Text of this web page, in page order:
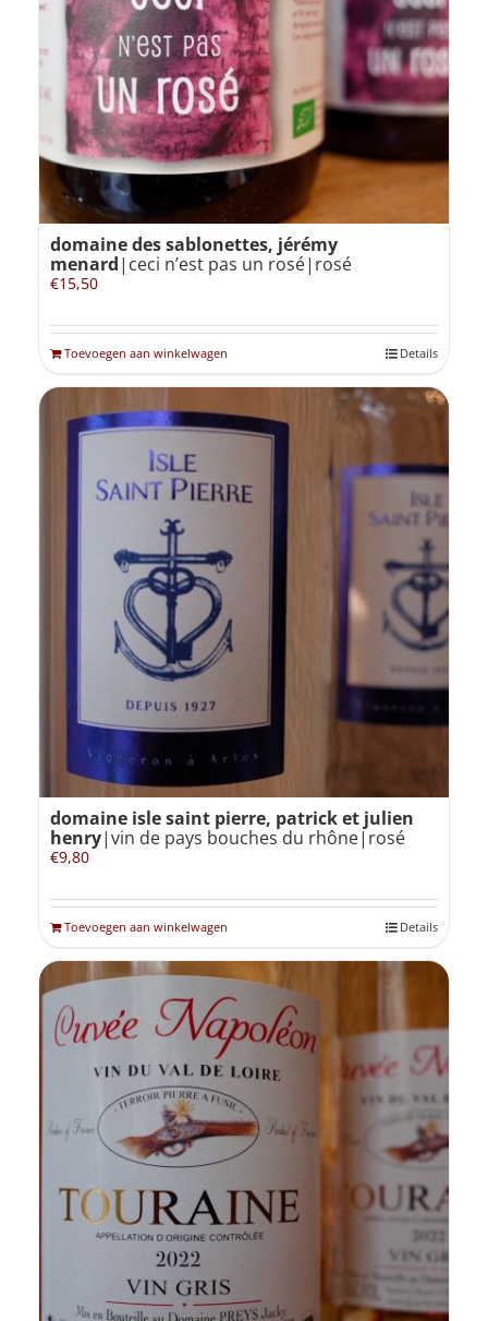
domaine des sablonettes, jérémy
menard|ceci n’est pas un rosé|rosé
€15,50
Toevoegen aan winkelwagen Details
domaine isle saint pierre, patrick et julien
henry|vin de pays bouches du rhône|rosé
€9,80
Toevoegen aan winkelwagen Details